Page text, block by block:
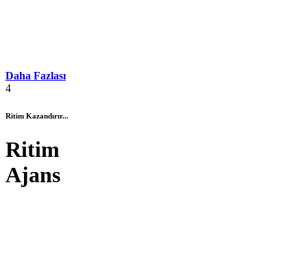
Daha Fazlası
4
Ritim Kazandırır...
Ritim
Ajans